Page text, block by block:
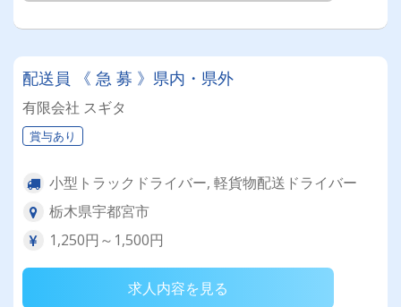
配送員 《 急 募 》県内・県外
有限会社 スギタ
賞与あり
小型トラックドライバー, 軽貨物配送ドライバー
栃木県宇都宮市
1,250円～1,500円
求人内容を見る